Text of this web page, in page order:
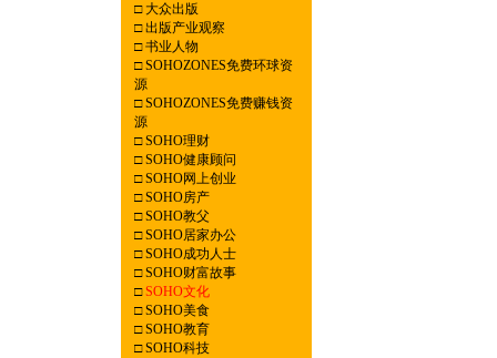
□大众出版
□出版产业观察
□书业人物
□SOHOZONES免费环球资
源
□SOHOZONES免费赚钱资
源
□SOHO理财
□SOHO健康顾问
□SOHO网上创业
□SOHO房产
□SOHO教父
□SOHO居家办公
□SOHO成功人士
□SOHO财富故事
□ SOHO文化
□SOHO美食
□SOHO教育
□SOHO科技